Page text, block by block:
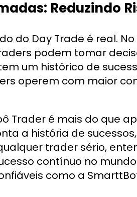
Reduzindo
do Day Trade é real.
podem tomar
um histórico de
operem com maior
Trader é mais do que
a história de
trader sério,
contínuo no
como a